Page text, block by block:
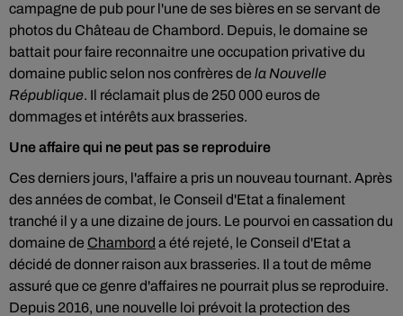
campagne de pub pour l'une de ses bières en se servant de
photos du Château de Chambord. Depuis, le domaine se
battait pour faire reconnaitre une occupation privative du
domaine public selon nos confrères de la Nouvelle
République. Il réclamait plus de 250 000 euros de
dommages et intérêts aux brasseries.
Une affaire qui ne peut pas se reproduire
Ces derniers jours, l'affaire a pris un nouveau tournant. Après
des années de combat, le Conseil d'Etat a finalement
tranché il y a une dizaine de jours. Le pourvoi en cassation du
domaine de Chambord a été rejeté, le Conseil d'Etat a
décidé de donner raison aux brasseries. Il a tout de même
assuré que ce genre d'affaires ne pourrait plus se reproduire.
Depuis 2016, une nouvelle loi prévoit la protection des